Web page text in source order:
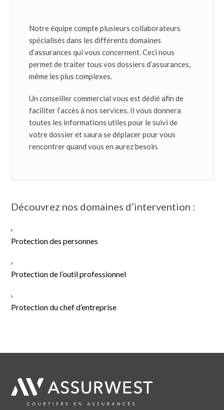
Notre équipe compte plusieurs collaborateurs
spécialisés dans les différents domaines
d’assurances qui vous concernent. Ceci nous
permet de traiter tous vos dossiers d’assurances,
même les plus complexes.
Un conseiller commercial vous est dédié afin de
faciliter l’accès à nos services. Il vous donnera
toutes les informations utiles pour le suivi de
votre dossier et saura se déplacer pour vous
rencontrer quand vous en aurez besoin.
Découvrez nos domaines d’intervention :
Protection des personnes
Protection de l’outil professionnel
Protection du chef d’entreprise